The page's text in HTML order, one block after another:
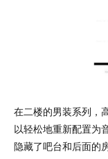
在二楼的男装系列，
以轻松地重新配置为
隐藏了吧台和后面的